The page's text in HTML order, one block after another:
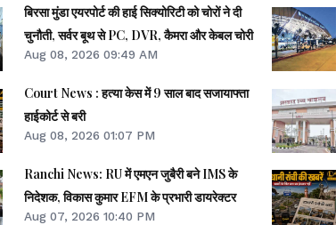
बिरसा मुंडा एयरपोर्ट की हाई सिक्योरिटी को चोरों ने दी
चुनौती, सर्वर बूथ से PC, DVR, कैमरा और केबल चोरी
Aug 08, 2026 09:49 AM
Court News : हत्या केस में 9 साल बाद सजायाफ्ता
हाईकोर्ट से बरी
Aug 08, 2026 01:07 PM
Ranchi News: RU में एमएन जुबैरी बने IMS के
निदेशक, विकास कुमार EFM के प्रभारी डायरेक्टर
Aug 07, 2026 10:40 PM